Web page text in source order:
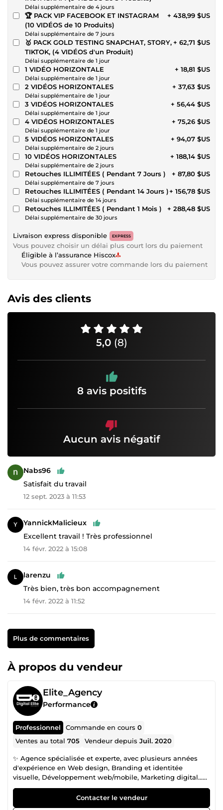
Délai supplémentaire de 4 jours
🏆 PACK VIP FACEBOOK ET INSTAGRAM
(10 VIDÉOS de 10 Produits)
Délai supplémentaire de 7 jours
+ 438,99 $US
🥇 PACK GOLD TESTING SNAPCHAT, STORY,
TIKTOK, (4 VIDÉOS d'un Produit)
Délai supplémentaire de 1 jour
+ 62,71 $US
1 VIDÉO HORIZONTALE
Délai supplémentaire de 1 jour
+ 18,81 $US
2 VIDÉOS HORIZONTALES
Délai supplémentaire de 1 jour
+ 37,63 $US
3 VIDÉOS HORIZONTALES
Délai supplémentaire de 1 jour
+ 56,44 $US
4 VIDÉOS HORIZONTALES
Délai supplémentaire de 1 jour
+ 75,26 $US
5 VIDÉOS HORIZONTALES
Délai supplémentaire de 2 jours
+ 94,07 $US
10 VIDÉOS HORIZONTALES
Délai supplémentaire de 2 jours
+ 188,14 $US
Retouches ILLIMITÉES ( Pendant 7 Jours )
Délai supplémentaire de 7 jours
+ 87,80 $US
Retouches ILLIMITÉES ( Pendant 14 Jours )
Délai supplémentaire de 14 jours
+ 156,78 $US
Retouches ILLIMITÉES ( Pendant 1 Mois )
Délai supplémentaire de 30 jours
+ 288,48 $US
Livraison express disponible EXPRESS
Vous pouvez choisir un délai plus court lors du paiement
Éligible à l’assurance Hiscox
Vous pouvez assurer votre commande lors du paiement
Avis des clients
5,0 (8)
8 avis positifs
Aucun avis négatif
Nabs96
Satisfait du travail
12 sept. 2023 à 11:53
YannickMalicieux
Excellent travail ! Très professionnel
14 févr. 2022 à 15:08
larenzu
Très bien, très bon accompagnement
14 févr. 2022 à 11:52
Plus de commentaires
À propos du vendeur
Elite_Agency
Performance
Professionnel Commande en cours0
Ventes au total705 Vendeur depuisJuil. 2020
✨ Agence spécialisée et experte, avec plusieurs années
d'expérience en Web design, Branding et identitée
visuelle, Développement web/mobile, Marketing digital...
Nous apporterons notre expertise et une vision novatrice
au cœur de votre business afin de le faire décoller et de lui
faire atteindre le sommet. Votre réussite notre priorité !
Contacter le vendeur